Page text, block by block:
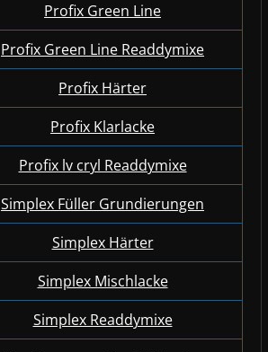
Profix Green Line
Profix Green Line Readdymixe
Profix Härter
Profix Klarlacke
Profix lv cryl Readdymixe
Simplex Füller Grundierungen
Simplex Härter
Simplex Mischlacke
Simplex Readdymixe